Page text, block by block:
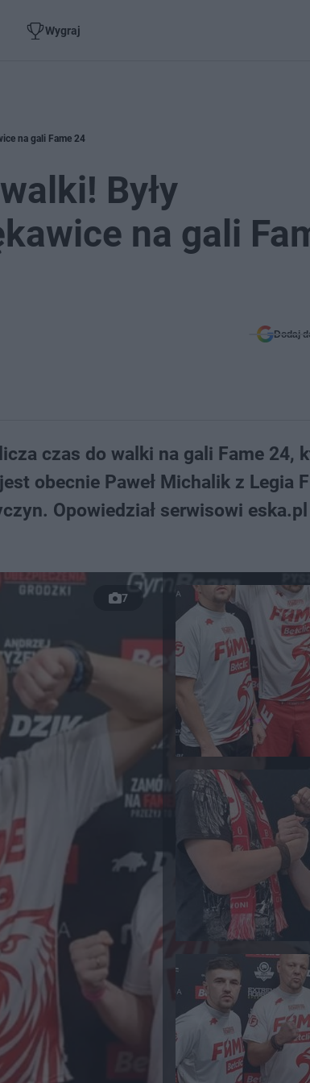
Wygraj
na gali Fame 24
Były
na gali
Dodaj
czas do walki na gali Fame 24,
obecnie Paweł Michalik z Legia
Opowiedział serwisowi
7